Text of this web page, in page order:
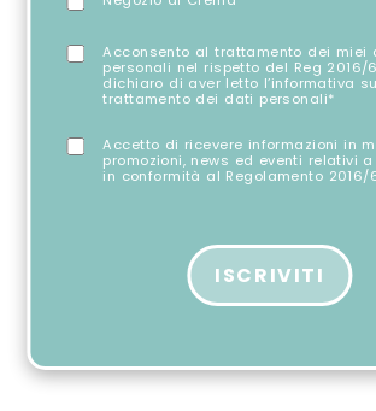
Acconsento al trattamento dei miei
personali nel rispetto del Reg 2016/
dichiaro di aver letto l’informativa
trattamento dei dati personali*
Accetto di ricevere informazioni in
promozioni, news ed eventi relativi
in conformità al Regolamento 2016/